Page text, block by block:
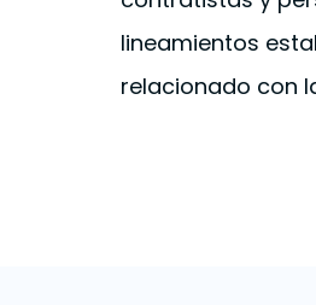
lineamientos
relacionado con